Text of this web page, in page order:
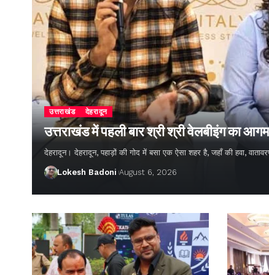
उत्तराखंड देहरादून
उत्तराखंड में पहली बार श्री श्री वेलबीइंग का
देहरादून। देहरादून, पहाड़ों की गोद में बसा एक ऐसा शहर है, जहाँ की हवा,
Lokesh Badoni August 6, 2026